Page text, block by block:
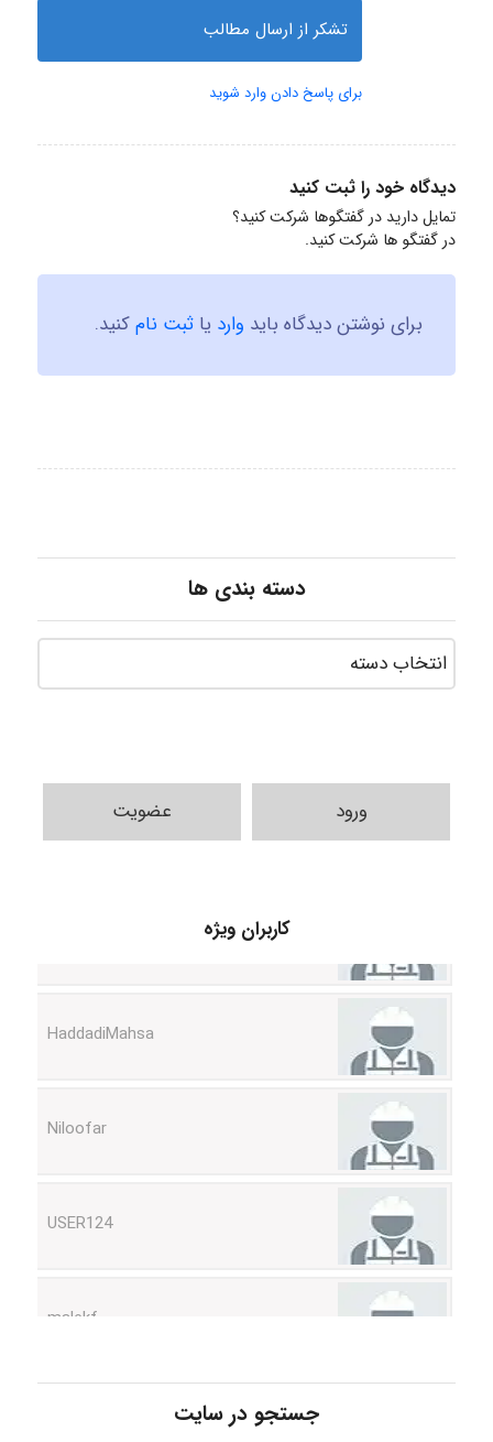
تشکر از ارسال مطالب
برای پاسخ دادن وارد شوید
دیدگاه خود را ثبت کنید
تمایل دارید در گفتگوها شرکت کنید؟
در گفتگو ها شرکت کنید.
برای نوشتن دیدگاه باید وارد یا ثبت نامکنید.
دسته بندی ها
ورود عضویت
کاربران ویژه
جستجو در سایت